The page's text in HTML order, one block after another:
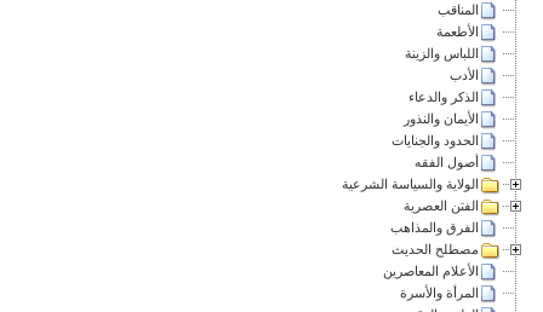
المناقب
الأطعمة
اللباس والزينة
الأدب
الذكر والدعاء
الأيمان والنذور
الحدود والجنايات
أصول الفقه
الولاية والسياسة الشرعية
الفتن العصرية
الفرق والمذاهب
مصطلح الحديث
الأعلام المعاصرين
المرأة والأسرة